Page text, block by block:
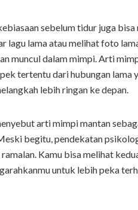
sebelum tidur juga bisa
lagu lama atau melihat foto
muncul dalam mimpi. Arti
tertentu dari hubungan lama
lebih ringan ke depan.
arti mimpi mantan
begitu, pendekatan
Kamu bisa melihat
untuk lebih peka